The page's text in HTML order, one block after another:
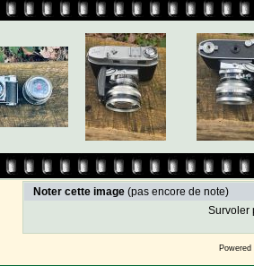
Noter cette image (pas encore de note)
Survoler